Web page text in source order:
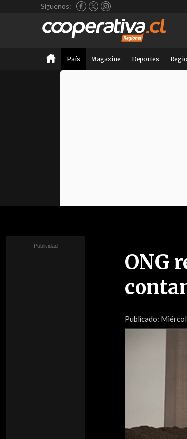
Síguenos:
País Magazine Deportes
ONG
Publicado: